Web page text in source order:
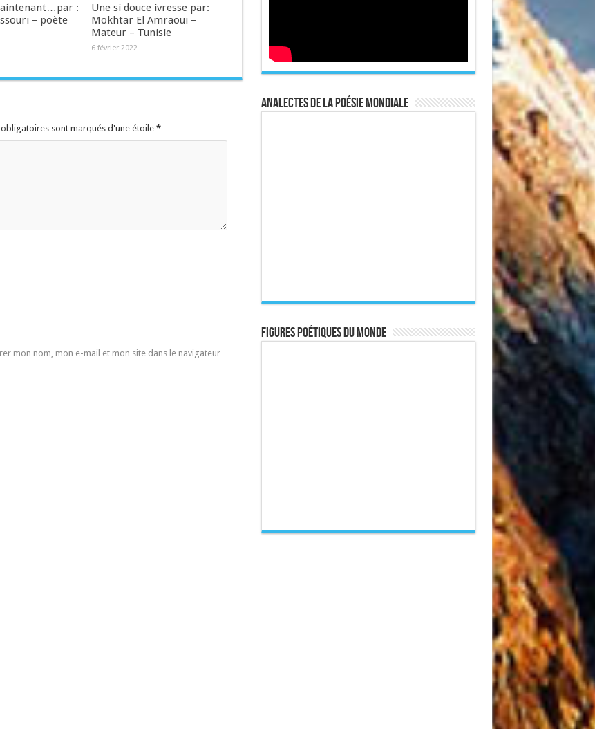
:
– poète
Une si douce ivresse par:
Mokhtar El Amraoui –
Mateur – Tunisie
6 février 2022
sont marqués d'une étoile *
mon nom, mon e-mail et mon site dans le navigateur
Analectes de la poésie mondiale
Figures poétiques du monde